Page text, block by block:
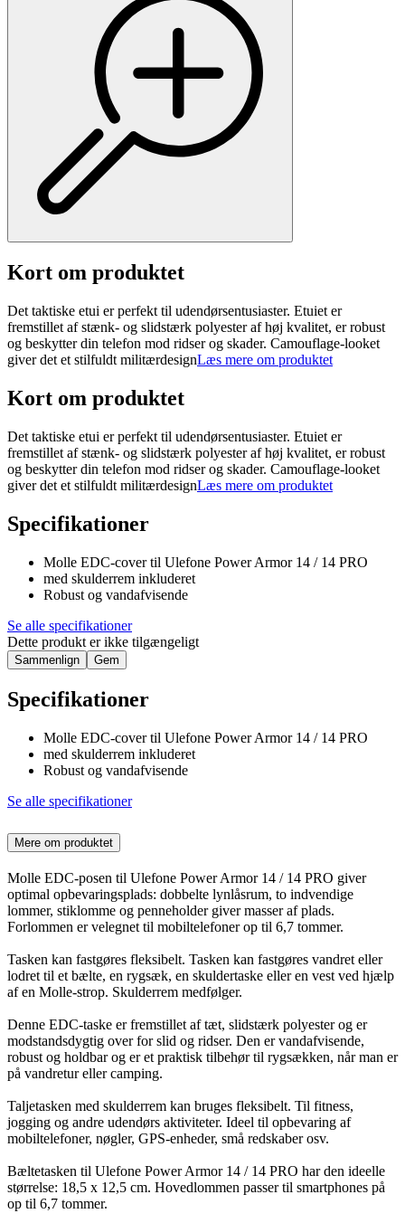
Kort om produktet
Det taktiske etui er perfekt til udendørsentusiaster. Etuiet er
fremstillet af stænk- og slidstærk polyester af høj kvalitet, er robust
og beskytter din telefon mod ridser og skader. Camouflage-looket
giver det et stilfuldt militærdesignLæs mere om produktet
Kort om produktet
Det taktiske etui er perfekt til udendørsentusiaster. Etuiet er
fremstillet af stænk- og slidstærk polyester af høj kvalitet, er robust
og beskytter din telefon mod ridser og skader. Camouflage-looket
giver det et stilfuldt militærdesignLæs mere om produktet
Specifikationer
Molle EDC-cover til Ulefone Power Armor 14 / 14 PRO
med skulderrem inkluderet
Robust og vandafvisende
Se alle specifikationer
Dette produkt er ikke tilgængeligt
Sammenlign Gem
Specifikationer
Molle EDC-cover til Ulefone Power Armor 14 / 14 PRO
med skulderrem inkluderet
Robust og vandafvisende
Se alle specifikationer
Mere om produktet
Molle EDC-posen til Ulefone Power Armor 14 / 14 PRO giver
optimal opbevaringsplads: dobbelte lynlåsrum, to indvendige
lommer, stiklomme og penneholder giver masser af plads.
Forlommen er velegnet til mobiltelefoner op til 6,7 tommer.
Tasken kan fastgøres fleksibelt. Tasken kan fastgøres vandret eller
lodret til et bælte, en rygsæk, en skuldertaske eller en vest ved hjælp
af en Molle-strop. Skulderrem medfølger.
Denne EDC-taske er fremstillet af tæt, slidstærk polyester og er
modstandsdygtig over for slid og ridser. Den er vandafvisende,
robust og holdbar og er et praktisk tilbehør til rygsækken, når man er
på vandretur eller camping.
Taljetasken med skulderrem kan bruges fleksibelt. Til fitness,
jogging og andre udendørs aktiviteter. Ideel til opbevaring af
mobiltelefoner, nøgler, GPS-enheder, små redskaber osv.
Bæltetasken til Ulefone Power Armor 14 / 14 PRO har den ideelle
størrelse: 18,5 x 12,5 cm. Hovedlommen passer til smartphones på
op til 6,7 tommer.